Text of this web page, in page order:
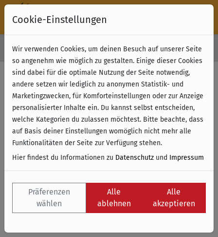
Kostenloser Versand & Retoure ab 49 € (innerhalb Deutschlands)
Cookie-Einstellungen
Wir verwenden Cookies, um deinen Besuch auf unserer Seite
so angenehm wie möglich zu gestalten. Einige dieser Cookies
sind dabei für die optimale Nutzung der Seite notwendig,
andere setzen wir lediglich zu anonymen Statistik- und
Marketingzwecken, für Komforteinstellungen oder zur Anzeige
personalisierter Inhalte ein. Du kannst selbst entscheiden,
welche Kategorien du zulassen möchtest. Bitte beachte, dass
auf Basis deiner Einstellungen womöglich nicht mehr alle
Funktionalitäten der Seite zur Verfügung stehen.
Hier findest du Informationen zu Datenschutz und Impressum
Präferenzen
wählen
Alle
ablehnen
Alle
akzeptieren